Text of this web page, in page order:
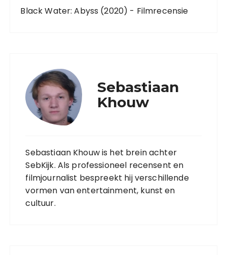
Black Water: Abyss (2020) - Filmrecensie
Sebastiaan
Khouw
Sebastiaan Khouw is het brein achter
SebKijk. Als professioneel recensent en
filmjournalist bespreekt hij verschillende
vormen van entertainment, kunst en
cultuur.